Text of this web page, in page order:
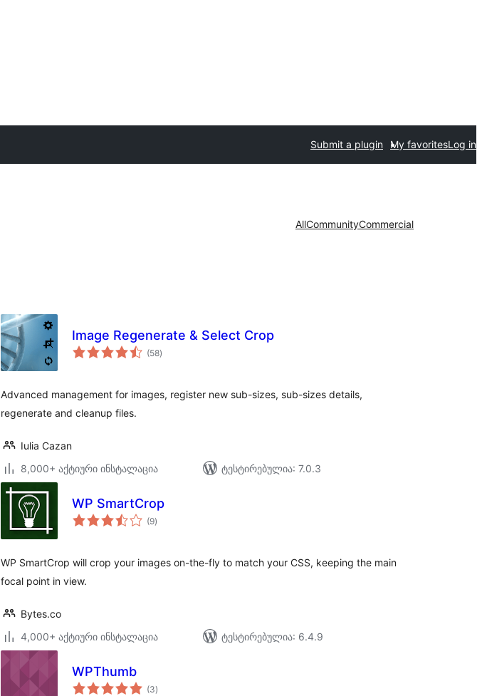
Submit a plugin My favoritesLog in
AllCommunityCommercial
Image Regenerate & Select Crop
(58საერთო
რეიტინგი
)
Advanced management for images, register new sub-sizes, sub-sizes details,
regenerate and cleanup files.
Iulia Cazan
8,000+ აქტიური ინსტალაცია
ტესტირებულია: 7.0.3
WP SmartCrop
(9საერთო
რეიტინგი
)
WP SmartCrop will crop your images on-the-fly to match your CSS, keeping the main
focal point in view.
Bytes.co
4,000+ აქტიური ინსტალაცია
ტესტირებულია: 6.4.9
WPThumb
(3საერთო
რეიტინგი
)